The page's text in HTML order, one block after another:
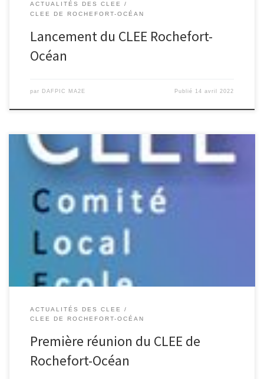
ACTUALITÉS DES CLEE
CLEE DE ROCHEFORT-OCÉAN
Lancement du CLEE Rochefort-
Océan
par DAFPIC MA2E Publié 14 avril 2022
Nous avons le plaisir de vous inviter à la première réunion du CLEE
de Rochefort-Océan qui aura lieu : le mercredi 13 avril 2022 de 10
heures à 12 heures au lycée Gilles JAMAIN à Rochefort. Vous
notre démarche.Nous vous remercions de […]
ACTUALITÉS DES CLEE
CLEE DE ROCHEFORT-OCÉAN
Première réunion du CLEE de
Rochefort-Océan